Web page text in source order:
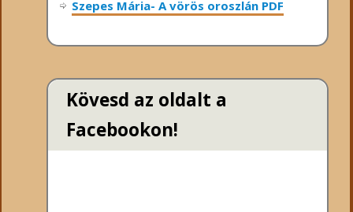
Szepes Mária- A vörös oroszlán PDF
Kövesd az oldalt a
Facebookon!